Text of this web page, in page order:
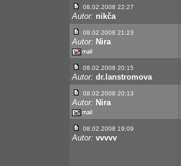
08.02.2008 22:27
Autor: nikča
08.02.2008 21:23
Autor: Nira
08.02.2008 20:15
Autor: dr.lanstromova
08.02.2008 20:13
Autor: Nira
08.02.2008 19:09
Autor: vvvvv